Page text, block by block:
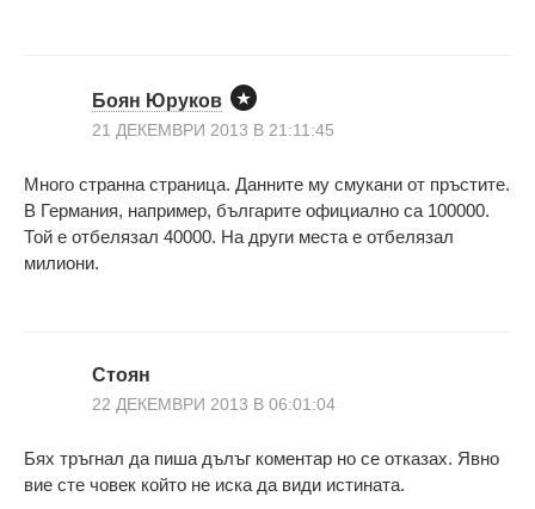
Боян Юруков
21 ДЕКЕМВРИ 2013 В 21:11:45
Много странна страница. Данните му смукани от пръстите.
В Германия, например, българите официално са 100000.
Той е отбелязал 40000. На други места е отбелязал
милиони.
Стоян
22 ДЕКЕМВРИ 2013 В 06:01:04
Бях тръгнал да пиша дълъг коментар но се отказах. Явно
вие сте човек който не иска да види истината.